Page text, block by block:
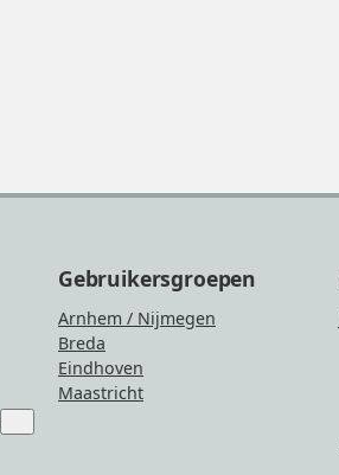
for
Gebruikersgroepen
Arnhem / Nijmegen
Breda
Eindhoven
Maastricht